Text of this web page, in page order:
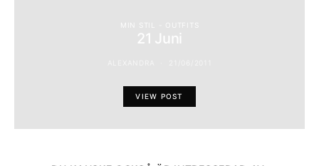
MIN STIL - OUTFITS
21 Juni
VIEW POST